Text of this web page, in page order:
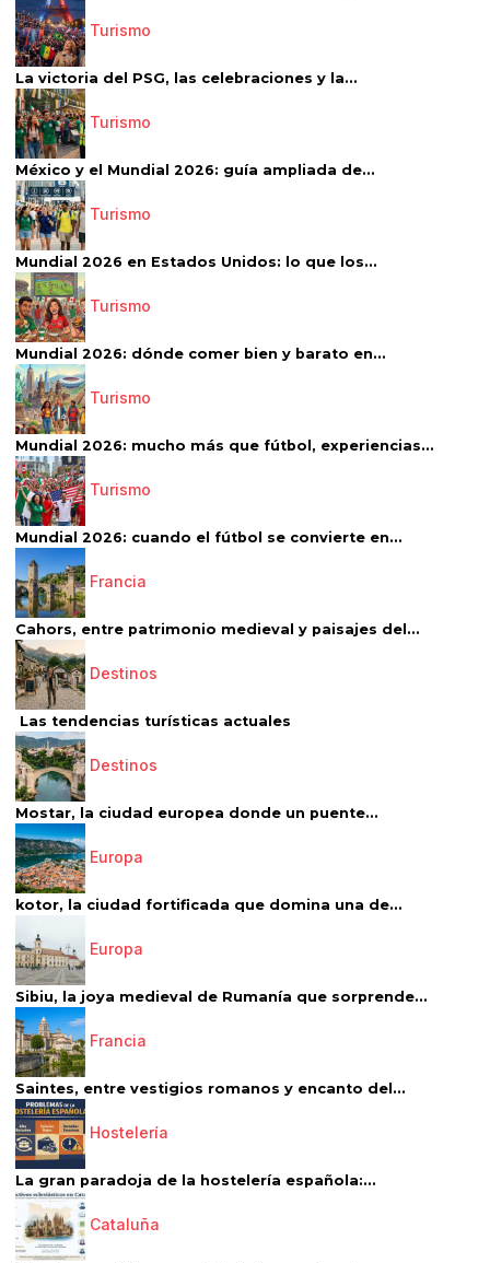
Turismo
La victoria del PSG, las celebraciones y la...
Turismo
México y el Mundial 2026: guía ampliada de...
Turismo
Mundial 2026 en Estados Unidos: lo que los...
Turismo
Mundial 2026: dónde comer bien y barato en...
Turismo
Mundial 2026: mucho más que fútbol, experiencias...
Turismo
Mundial 2026: cuando el fútbol se convierte en...
Francia
Cahors, entre patrimonio medieval y paisajes del...
Destinos
Las tendencias turísticas actuales
Destinos
Mostar, la ciudad europea donde un puente...
Europa
kotor, la ciudad fortificada que domina una de...
Europa
Sibiu, la joya medieval de Rumanía que sorprende...
Francia
Saintes, entre vestigios romanos y encanto del...
Hostelería
La gran paradoja de la hostelería española:...
Cataluña